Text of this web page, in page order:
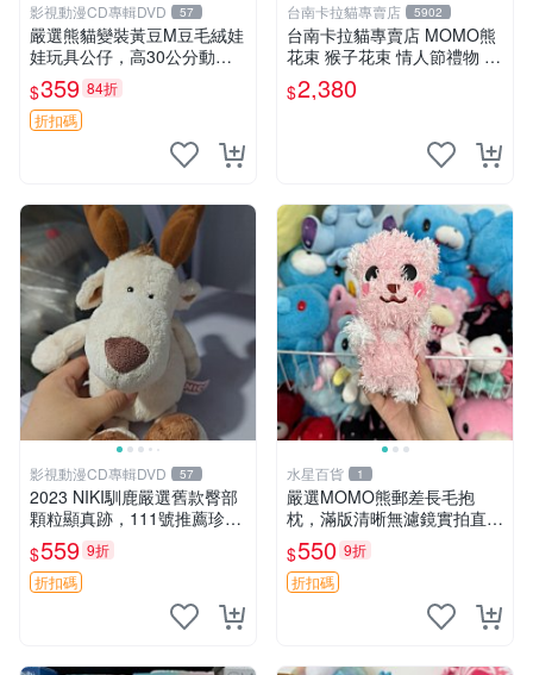
影視動漫CD專輯DVD 57
嚴選熊貓變裝黃豆M豆毛絨娃
娃玩具公仔，高30公分動漫
周邊 熊貓 變裝 公仔
$359 84折
折扣碼
台南卡拉貓專賣店 5902
台南卡拉貓專賣店 MOMO熊
花束 猴子花束 情人節禮物 二
選一 可繡字 可今天寄明天到
$2,380
影視動漫CD專輯DVD 57
2023 NIKI馴鹿嚴選舊款臀部
顆粒顯真跡，111號推薦珍藏
品 馴鹿 舊款 尾巴顆粒
$559 9折
折扣碼
水星百貨 1
嚴選MOMO熊郵差長毛抱
枕，滿版清晰無濾鏡實拍直
銷。每周新品到貨，不容錯
過！ 郵差熊 長毛 抱枕
$550 9折
折扣碼